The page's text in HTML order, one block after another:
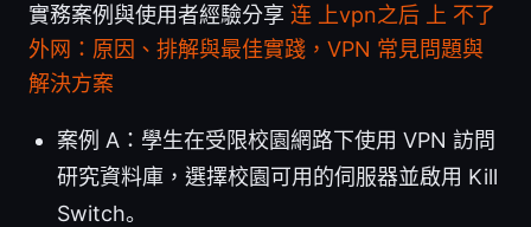
實務案例與使用者經驗分享 连 上vpn之后 上 不了
外网：原因、排解與最佳實踐，VPN 常見問題與
解決方案
案例 A：學生在受限校園網路下使用 VPN 訪問
研究資料庫，選擇校園可用的伺服器並啟用 Kill
Switch。